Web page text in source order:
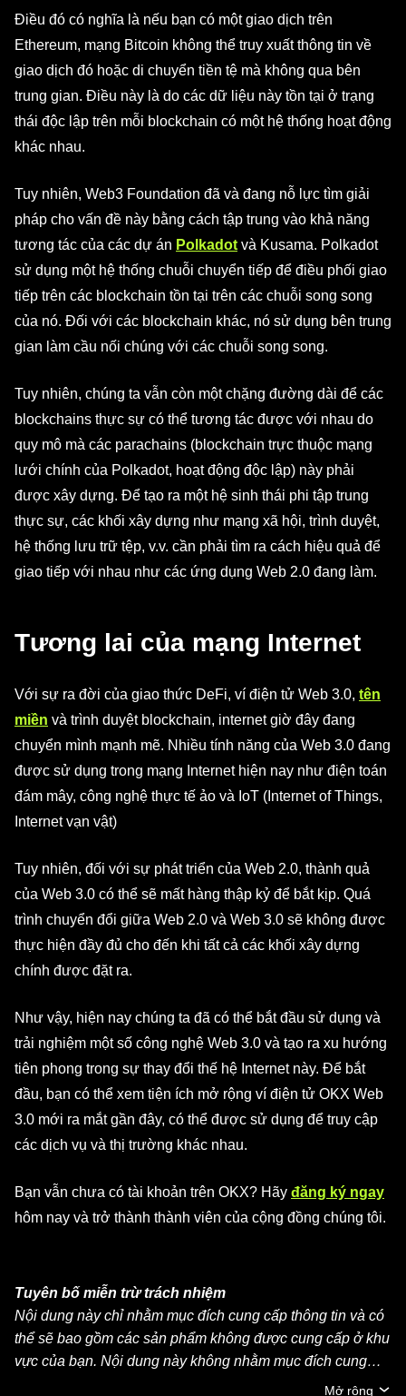
Điều đó có nghĩa là nếu bạn có một giao dịch trên
Ethereum, mạng Bitcoin không thể truy xuất thông tin về
giao dịch đó hoặc di chuyển tiền tệ mà không qua bên
trung gian. Điều này là do các dữ liệu này tồn tại ở trạng
thái độc lập trên mỗi blockchain có một hệ thống hoạt động
khác nhau.
Tuy nhiên, Web3 Foundation đã và đang nỗ lực tìm giải
pháp cho vấn đề này bằng cách tập trung vào khả năng
tương tác của các dự án Polkadot và Kusama. Polkadot
sử dụng một hệ thống chuỗi chuyển tiếp để điều phối giao
tiếp trên các blockchain tồn tại trên các chuỗi song song
của nó. Đối với các blockchain khác, nó sử dụng bên trung
gian làm cầu nối chúng với các chuỗi song song.
Tuy nhiên, chúng ta vẫn còn một chặng đường dài để các
blockchains thực sự có thể tương tác được với nhau do
quy mô mà các parachains (blockchain trực thuộc mạng
lưới chính của Polkadot, hoạt động độc lập) này phải
được xây dựng. Để tạo ra một hệ sinh thái phi tập trung
thực sự, các khối xây dựng như mạng xã hội, trình duyệt,
hệ thống lưu trữ tệp, v.v. cần phải tìm ra cách hiệu quả để
giao tiếp với nhau như các ứng dụng Web 2.0 đang làm.
Tương lai của mạng Internet
Với sự ra đời của giao thức DeFi, ví điện tử Web 3.0, tên
miền và trình duyệt blockchain, internet giờ đây đang
chuyển mình mạnh mẽ. Nhiều tính năng của Web 3.0 đang
được sử dụng trong mạng Internet hiện nay như điện toán
đám mây, công nghệ thực tế ảo và IoT (Internet of Things,
Internet vạn vật)
Tuy nhiên, đối với sự phát triển của Web 2.0, thành quả
của Web 3.0 có thể sẽ mất hàng thập kỷ để bắt kịp. Quá
trình chuyển đổi giữa Web 2.0 và Web 3.0 sẽ không được
thực hiện đầy đủ cho đến khi tất cả các khối xây dựng
chính được đặt ra.
Như vậy, hiện nay chúng ta đã có thể bắt đầu sử dụng và
trải nghiệm một số công nghệ Web 3.0 và tạo ra xu hướng
tiên phong trong sự thay đổi thế hệ Internet này. Để bắt
đầu, bạn có thể xem tiện ích mở rộng ví điện tử OKX Web
3.0 mới ra mắt gần đây, có thể được sử dụng để truy cập
các dịch vụ và thị trường khác nhau.
Bạn vẫn chưa có tài khoản trên OKX? Hãy đăng ký ngay
hôm nay và trở thành thành viên của cộng đồng chúng tôi.
Tuyên bố miễn trừ trách nhiệm
Nội dung này chỉ nhằm mục đích cung cấp thông tin và có
thể sẽ bao gồm các sản phẩm không được cung cấp ở khu
vực của bạn. Nội dung này không nhằm mục đích cung
cấp (i) lời khuyên đầu tư hoặc khuyến nghị đầu tư, (ii) lời
Mở rộng